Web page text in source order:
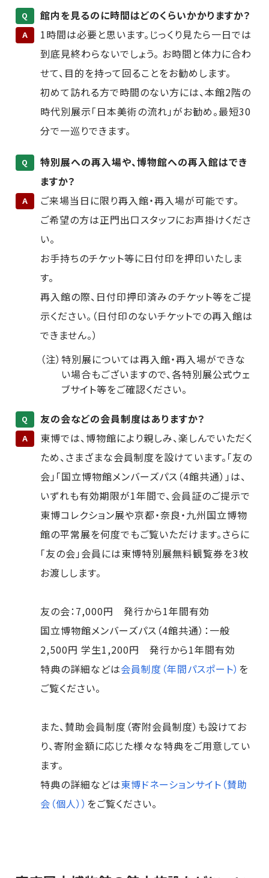
Q 館内を見るのに時間はどのくらいかかりますか？
A
1時間は必要と思います。じっくり見たら一日では
到底見終わらないでしょう。 お時間と体力に合わ
せて、目的を持って回ることをお勧めします。
初めて訪れる方で時間のない方には、本館2階の
時代別展示「日本美術の流れ」がお勧め。最短30
分で一巡りできます。
Q
特別展への再入場や、博物館への再入館はでき
ますか？
A
ご来場当日に限り再入館・再入場が可能です。
ご希望の方は正門出口スタッフにお声掛けくださ
い。
お手持ちのチケット等に日付印を押印いたしま
す。
再入館の際、日付印押印済みのチケット等をご提
示ください。（日付印のないチケットでの再入館は
できません。）
（注）特別展については再入館・再入場ができな
い場合もございますので、各特別展公式ウェ
ブサイト等をご確認ください。
Q 友の会などの会員制度はありますか？
A
東博では、博物館により親しみ、楽しんでいただく
ため、さまざまな会員制度を設けています。「友の
会」「国立博物館メンバーズパス（4館共通）」は、
いずれも有効期限が1年間で、会員証のご提示で
東博コレクション展や京都・奈良・九州国立博物
館の平常展を何度でもご覧いただけます。さらに
「友の会」会員には東博特別展無料観覧券を3枚
お渡しします。
友の会：7,000円 発行から1年間有効
国立博物館メンバーズパス（4館共通）：一般
2,500円 学生1,200円 発行から1年間有効
特典の詳細などは会員制度（年間パスポート） を
ご覧ください。
また、賛助会員制度（寄附会員制度）も設けてお
り、寄附金額に応じた様々な特典をご用意してい
ます。
特典の詳細などは東博ドネーションサイト（賛助
会（個人）） をご覧ください。